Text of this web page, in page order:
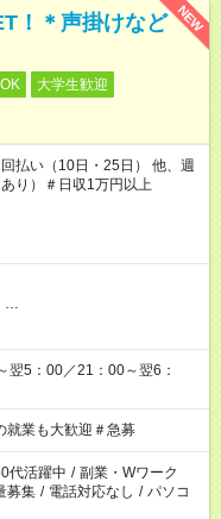
NEW
！＊声掛けなど
大学生歓迎
払い（10日・25日） 他、週
り）＃日収1万円以上
…
翌5：00／21：00～翌6：
業も大歓迎＃急募
代活躍中 / 副業・Wワーク
募集 / 電話対応なし / パソコ